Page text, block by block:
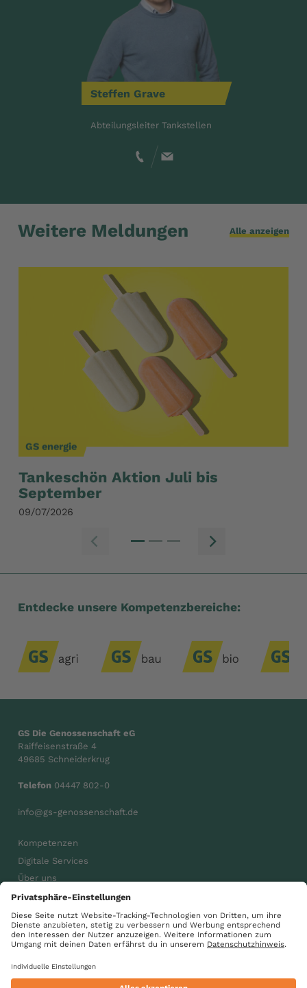
Steffen Grave
Abteilungsleiter Tankstellen
Weitere Meldungen Alle anzeigen
GS energie
Tankeschön Aktion Juli bis
September
09/07/2026
Zum Zum
Entdecke unsere Kompetenzbereiche:
GS Die Genossenschaft eG
Raiffeisenstraße 4
49685 Schneiderkrug
Telefon 04447 802-0
info@gs-genossenschaft.de
Kompetenzen
Digitale Services
Über uns
Karriere
Aktuelles
gsdiegenossenschaft
GS Gemeinsam wachsen